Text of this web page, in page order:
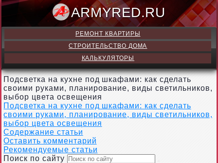
РЕМОНТ КВАРТИРЫ
СТРОИТЕЛЬСТВО ДОМА
КАЛЬКУЛЯТОРЫ
Подсветка на кухне под шкафами: как сделать
своими руками, планирование, виды светильников,
выбор цвета освещения
Подсветка на кухне под шкафами: как сделать
своими руками, планирование, виды светильников,
выбор цвета освещения
Содержание статьи
Оставить комментарий
Рекомендуемые статьи
Поиск по сайту